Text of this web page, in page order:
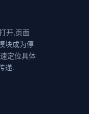
开,页面
块成为停
定位具体
递.